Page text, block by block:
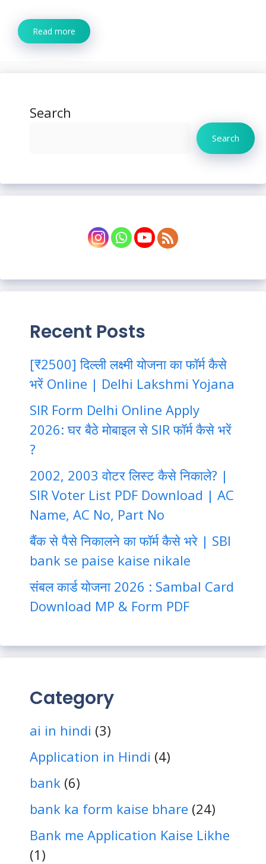
Read more
Search
Search
Recent Posts
[₹2500] दिल्ली लक्ष्मी योजना का फॉर्म कैसे
भरें Online | Delhi Lakshmi Yojana
SIR Form Delhi Online Apply
2026: घर बैठे मोबाइल से SIR फॉर्म कैसे भरें
?
2002, 2003 वोटर लिस्ट कैसे निकाले? |
SIR Voter List PDF Download | AC
Name, AC No, Part No
बैंक से पैसे निकालने का फॉर्म कैसे भरे | SBI
bank se paise kaise nikale
संबल कार्ड योजना 2026 : Sambal Card
Download MP & Form PDF
Category
ai in hindi (3)
Application in Hindi (4)
bank (6)
bank ka form kaise bhare (24)
Bank me Application Kaise Likhe
(1)